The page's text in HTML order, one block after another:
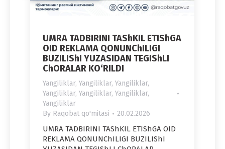
UMRA TADBIRINI TAShKIL ETIShGA
OID REKLAMA QONUNChILIGI
BUZILIShI YUZASIDAN TEGIShLI
ChORALAR KO‘RILDI
Yangiliklar, Yangiliklar, Yangiliklar,
Yangiliklar, Yangiliklar, Yangiliklar,
Yangiliklar
By Raqobat qo'mitasi 20.02.2026
UMRA TADBIRINI TAShKIL ETIShGA OID
REKLAMA QONUNChILIGI BUZILIShI